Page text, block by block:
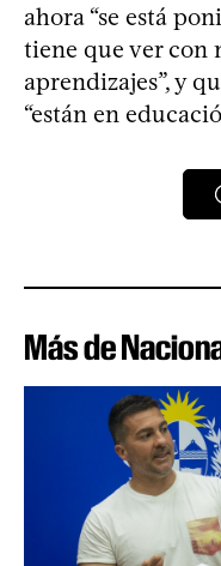
ahora “se está
tiene que ver con
aprendizajes”, y
“están en
Más de